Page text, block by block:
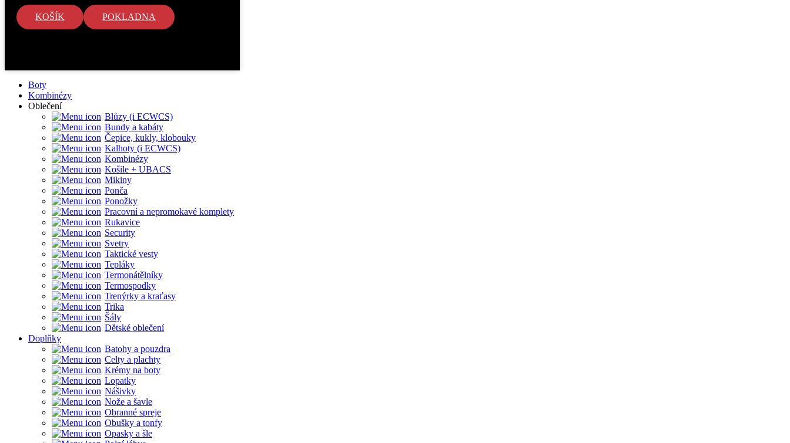
KOŠÍK POKLADNA
Boty
Kombinézy
Oblečení
Blůzy (i ECWCS)
Bundy a kabáty
Čepice, kukly, klobouky
Kalhoty (i ECWCS)
Kombinézy
Košile + UBACS
Mikiny
Ponča
Ponožky
Pracovní a nepromokavé komplety
Rukavice
Security
Svetry
Taktické vesty
Tepláky
Termonátělníky
Termospodky
Trenýrky a kraťasy
Trika
Šály
Dětské oblečení
Doplňky
Batohy a pouzdra
Celty a plachty
Krémy na boty
Lopatky
Nášivky
Nože a šavle
Obranné spreje
Obušky a tonfy
Opasky a šle